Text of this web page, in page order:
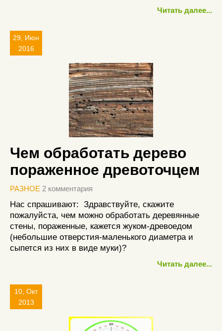
Читать далее...
29, Июн
2016
Чем обработать дерево
пораженное древоточцем
РАЗНОЕ 2 комментария
Нас спрашивают: Здравствуйте, скажите
пожалуйста, чем можно обработать деревянные
стены, пораженные, кажется жуком-древоедом
(небольшие отверстия-маленького диаметра и
сыпется из них в виде муки)?
Читать далее...
10, Окт
2013